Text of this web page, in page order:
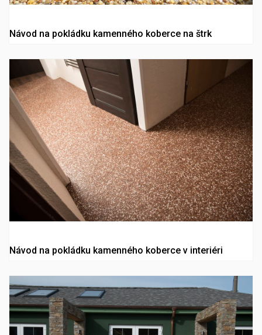
Návod na pokládku kamenného koberce na štrk
Návod na pokládku kamenného koberce v interiéri